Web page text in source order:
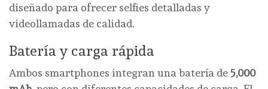
diseñado para ofrecer selfies detalladas y
videollamadas de calidad.
Batería y carga rápida
Ambos smartphones integran una batería de 5,000